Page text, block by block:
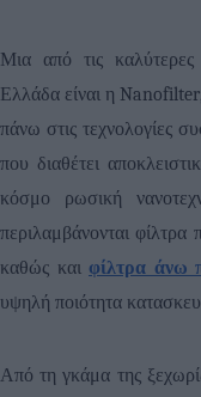
Μια από τις καλύτερες
Ελλάδα είναι η Nanofilter
πάνω στις τεχνολογίες
που διαθέτει
κόσμο ρωσική
περιλαμβάνονται
καθώς και φίλτρα άνω
υψηλή ποιότητα
Από τη γκάμα της